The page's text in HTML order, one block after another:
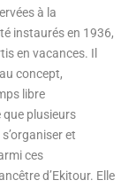
à la
instaurés en 1936,
en vacances. Il
concept,
libre
que plusieurs
et
ces
d’Ekitour. Elle